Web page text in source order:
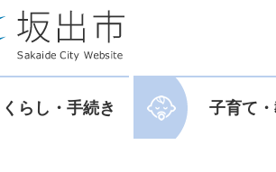
閉じる
くらし・手続き 子育て